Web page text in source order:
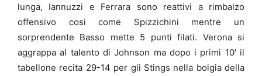
lunga, Iannuzzi e Ferrara sono reattivi a rimbalzo
offensivo cosi come Spizzichini mentre un
sorprendente Basso mette 5 punti filati. Verona si
aggrappa al talento di Johnson ma dopo i primi 10′ il
tabellone recita 29-14 per gli Stings nella bolgia della